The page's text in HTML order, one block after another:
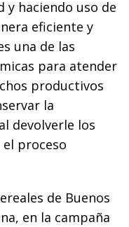
haciendo uso de
eficiente y
una de las
para atender
productivos
la
devolverle los
proceso
de Buenos
en la campaña